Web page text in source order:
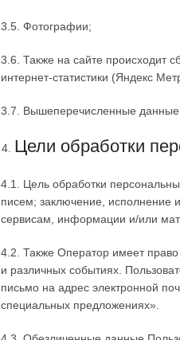
3.5. Фотографии;
3.6. Также на сайте происходит
интернет-статистики (Яндекс
3.7. Вышеперечисленные
Цели обработки
4.1. Цель обработки
писем; заключение, исполнение
сервисам, информации и/или
4.2. Также Оператор имеет
и различных событиях.
письмо на адрес электронной
специальных предложениях».